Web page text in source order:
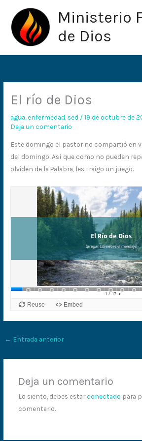
contenido
Ministerio
de Dios
El río de Dios
agua ,enfermedad sed /19 de octubre de
Deja un comentario
Este domingo el pastor no compartió en
del domingo. Así que como no pueden
olviden de la Palabra, les traigo un juego.
← Entrada anterior
Deja un comentario
Lo siento, debes estarconectado para
comentario.